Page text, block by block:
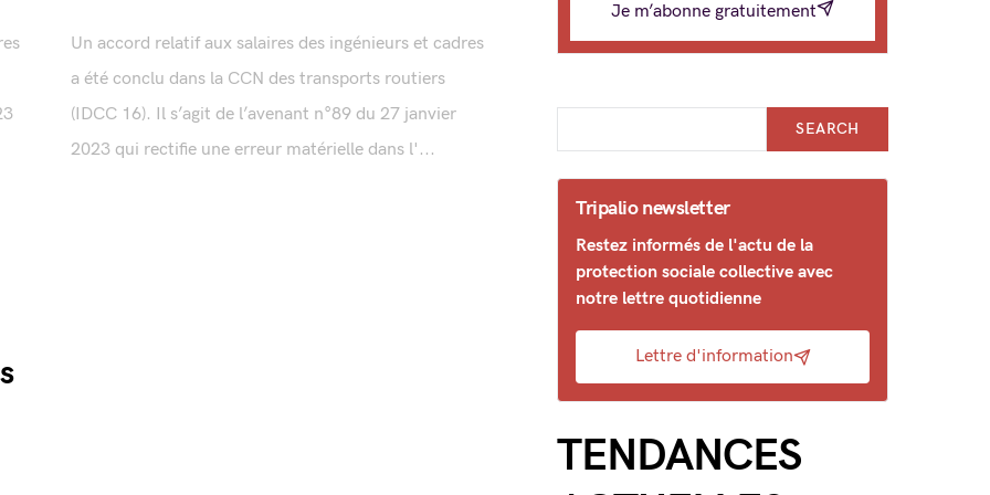
Un accord relatif aux salaires des ingénieurs et cadres
a été conclu dans la CCN des transports routiers
(IDCC 16). Il s’agit de l’avenant n°89 du 27 janvier
2023 qui rectifie une erreur matérielle dans l'...
Je m’abonne gratuitement
SEARCH
Tripalio newsletter
Restez informés de l'actu de la
protection sociale collective avec
notre lettre quotidienne
Lettre d'information
TENDANCES